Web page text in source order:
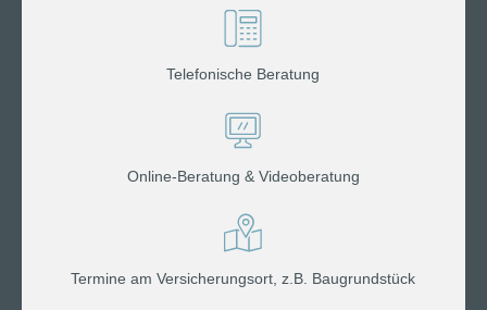
Telefonische Beratung
Online-Beratung & Videoberatung
Termine am Versicherungsort, z.B. Baugrundstück